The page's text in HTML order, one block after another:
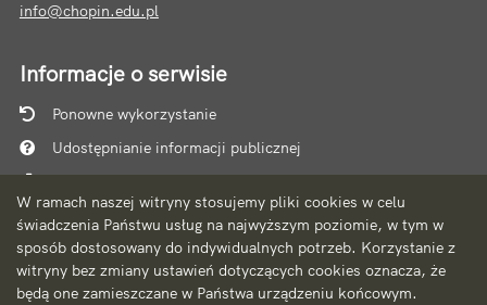
W ramach naszej witryny stosujemy pliki cookies w celu
świadczenia Państwu usług na najwyższym poziomie, w tym w
sposób dostosowany do indywidualnych potrzeb. Korzystanie z
witryny bez zmiany ustawień dotyczących cookies oznacza, że
będą one zamieszczane w Państwa urządzeniu końcowym.
info@chopin.edu.pl
Informacje o serwisie
Ponowne wykorzystanie
Udostępnianie informacji publicznej
Mapa serwisu
Instrukcja obsługi
Statystyki oglądalności
Ostatnio dodane